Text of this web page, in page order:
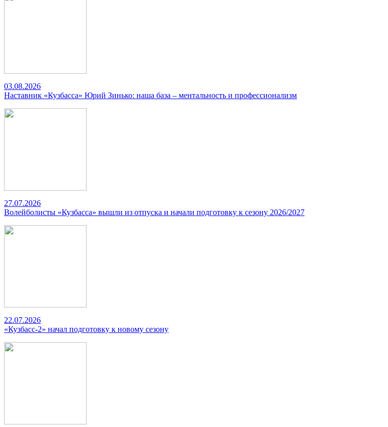
03.08.2026
Наставник «Кузбасса» Юрий Зинько: наша база – ментальность и профессионализм
27.07.2026
Волейболисты «Кузбасса» вышли из отпуска и начали подготовку к сезону 2026/2027
22.07.2026
«Кузбасс-2» начал подготовку к новому сезону